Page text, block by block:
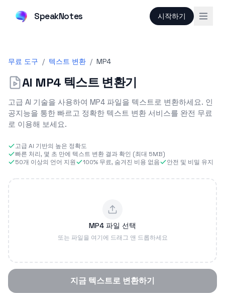
SpeakNotes 시작하기
무료 도구 / 텍스트 변환 / MP4
AI MP4 텍스트 변환기
고급 AI 기술을 사용하여 MP4 파일을 텍스트로 변환하세요. 인
공지능을 통한 빠르고 정확한 텍스트 변환 서비스를 완전 무료
로 이용해 보세요.
고급 AI 기반의 높은 정확도
빠른 처리, 몇 초 만에 텍스트 변환 결과 확인 (최대 5MB)
50개 이상의 언어 지원
100% 무료, 숨겨진 비용 없음 안전 및 비밀 유지
MP4 파일 선택
또는 파일을 여기에 드래그 앤 드롭하세요
지금 텍스트로 변환하기